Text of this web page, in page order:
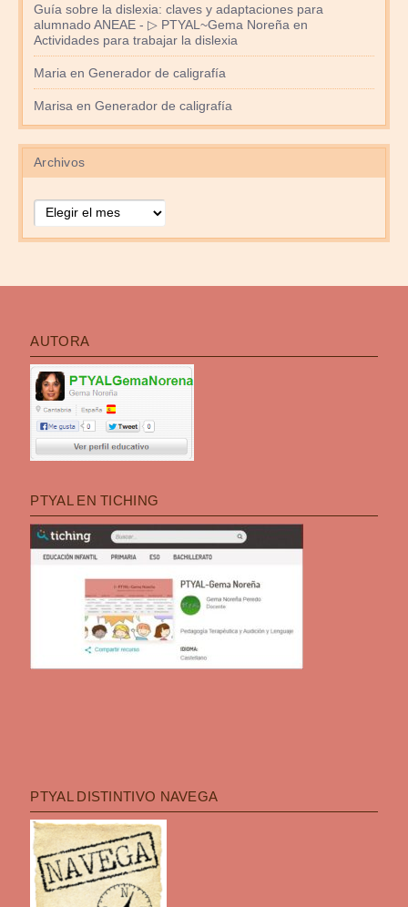
Guía sobre la dislexia: claves y adaptaciones para
alumnado ANEAE - ▷ PTYAL~Gema Noreña en
Actividades para trabajar la dislexia
Maria en Generador de caligrafía
Marisa en Generador de caligrafía
Archivos
AUTORA
PTYAL EN TICHING
PTYAL DISTINTIVO NAVEGA